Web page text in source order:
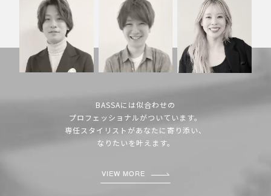
BASSAには似合わせの
プロフェッショナルがついています。
専任スタイリストがあなたに寄り添い、
なりたいを叶えます。
VIEW MORE